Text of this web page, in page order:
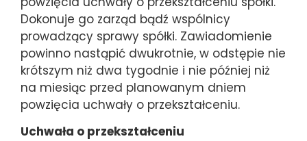
Dokonuje go zarząd bądź wspólnicy
prowadzący sprawy spółki. Zawiadomienie
powinno nastąpić dwukrotnie, w odstępie nie
krótszym niż dwa tygodnie i nie później niż
na miesiąc przed planowanym dniem
powzięcia uchwały o przekształceniu.
Uchwała o przekształceniu